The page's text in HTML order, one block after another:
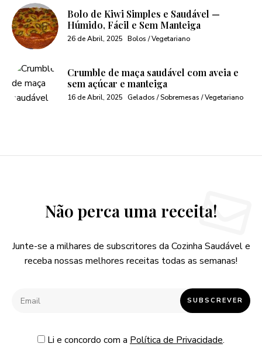
Bolo de Kiwi Simples e Saudável —
Húmido, Fácil e Sem Manteiga
26 de Abril, 2025 Bolos / Vegetariano
Crumble de maça saudável com aveia e
sem açúcar e manteiga
16 de Abril, 2025 Gelados / Sobremesas / Vegetariano
Não perca uma receita!
Junte-se a milhares de subscritores da Cozinha Saudável e
receba nossas melhores receitas todas as semanas!
Li e concordo com a Política de Privacidade.